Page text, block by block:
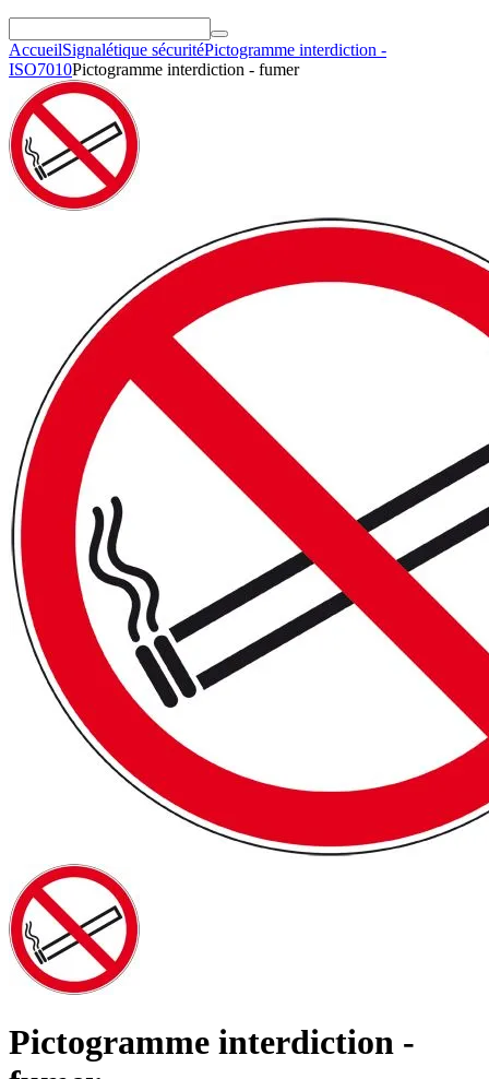
AccueilSignalétique sécuritéPictogramme interdiction -
ISO7010Pictogramme interdiction - fumer
Pictogramme interdiction -